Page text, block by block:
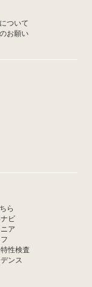
ついて
お願い
ら
ビ
ア
性検査
ンス